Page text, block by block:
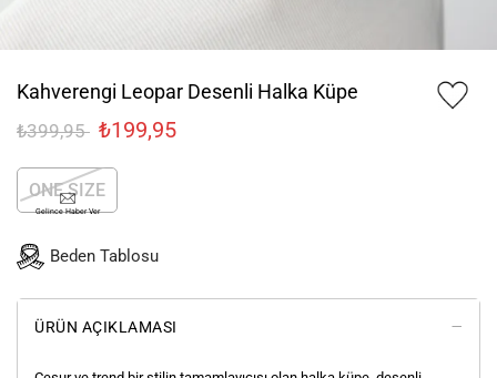
Kahverengi Leopar Desenli Halka Küpe
₺399,95 ₺199,95
ONE SIZE
Gelince Haber Ver
Beden Tablosu
ÜRÜN AÇIKLAMASI